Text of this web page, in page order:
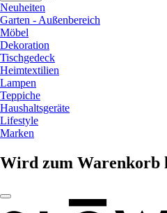
Neuheiten
Garten - Außenbereich
Möbel
Dekoration
Tischgedeck
Heimtextilien
Lampen
Teppiche
Haushaltsgeräte
Lifestyle
Marken
Wird zum Warenkorb